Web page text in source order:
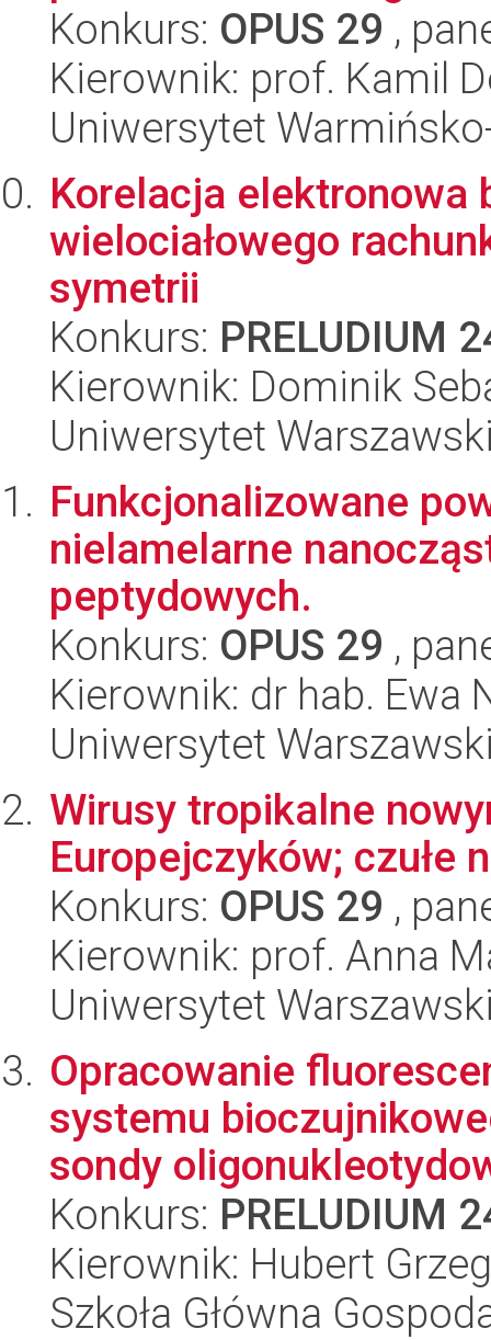
Konkurs: OPUS 29 ,
Kierownik: prof. Kamil
Uniwersytet
Korelacja elektronowa
wielociałowego
symetrii
Konkurs: PRELUDIUM
Kierownik: Dominik
Uniwersytet
Funkcjonalizowane
nielamelarne
peptydowych.
Konkurs: OPUS 29 ,
Kierownik: dr hab. Ewa
Uniwersytet
Wirusy tropikalne
Europejczyków; czułe
Konkurs: OPUS 29 ,
Kierownik: prof. Anna
Uniwersytet
Opracowanie
systemu
sondy
Konkurs: PRELUDIUM
Kierownik: Hubert
Szkoła Główna